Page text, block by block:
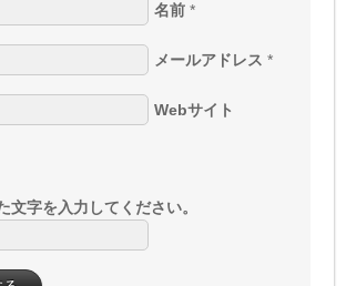
名前 *
メールアドレス *
Webサイト
文字を入力してください。